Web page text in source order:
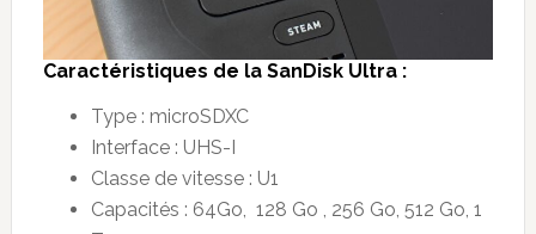
Caractéristiques de la SanDisk Ultra :
Type : microSDXC
Interface : UHS-I
Classe de vitesse : U1
Capacités : 64Go, 128 Go , 256 Go, 512 Go, 1